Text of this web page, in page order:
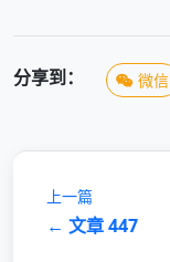
分享到： 微信
上一篇
← 文章 447